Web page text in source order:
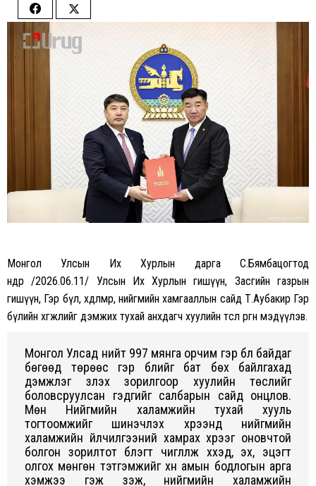
Share
on
Share
on
Монгол Улсын Их Хурлын дарга С.Бямбацогтод
өнөөдөр /2026.06.11/ Улсын Их Хурлын гишүүн, Засгийн газрын
гишүүн, Гэр бүл, хөдөлмөр, нийгмийн хамгааллын сайд Т.Аубакир Гэр
бүлийн хөгжлийг дэмжих тухай анхдагч хуулийн төсөл өргөн мэдүүлэв.
Монгол Улсад нийт 997 мянга орчим гэр бүл байдаг
бөгөөд төрөөс гэр бүлийг бат бөх байлгахад
дэмжлэг үзүүлэх зорилгоор хуулийн төслийг
боловсруулсан гэдгийг салбарын сайд онцлов.
Мөн Нийгмийн халамжийн тухай хууль
тогтоомжийг шинэчлэх хүрээнд нийгмийн
халамжийн үйлчилгээний хамрах хүрээг оновчтой
болгон зорилтот бүлэгт чиглүүлж хүүхэд, эх, эцэгт
олгох мөнгөн тэтгэмжийг хүн амын бодлогын арга
хэмжээ гэж үзэж, нийгмийн халамжийн